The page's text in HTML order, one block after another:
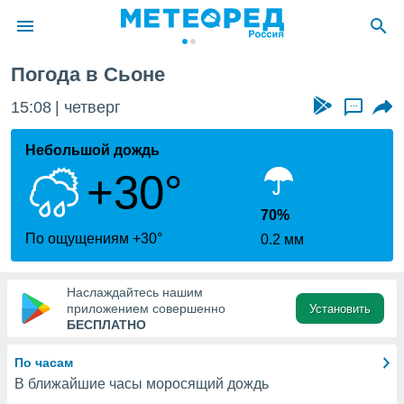
о
Вы можете
к этому
доступ
Погода в Сьоне
15:08 четверг ...
Небольшой дождь
+30°
По ощущениям +30°
70%
0.2 мм
Наслаждайтесь нашим
приложением совершенно
БЕСПЛАТНО
Установить
По часам
В ближайшие часы моросящий дождь